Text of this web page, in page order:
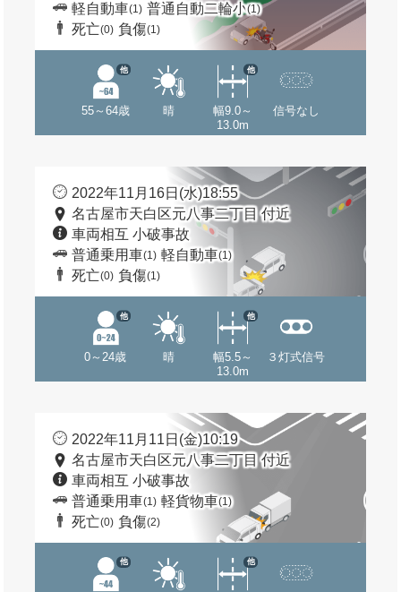
軽自動車(1) 普通自動二輪小(1)
死亡(0) 負傷(1)
55～64歳
他
晴
幅9.0～
13.0m
他
信号なし
2022年11月16日(水)18:55
名古屋市天白区元八事二丁目 付近
車両相互 小破事故
普通乗用車(1) 軽自動車(1)
死亡(0) 負傷(1)
0～24歳
他
晴
幅5.5～
13.0m
他
３灯式信号
2022年11月11日(金)10:19
名古屋市天白区元八事二丁目 付近
車両相互 小破事故
普通乗用車(1) 軽貨物車(1)
死亡(0) 負傷(2)
他 他